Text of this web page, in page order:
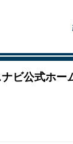
ビ公式ホ